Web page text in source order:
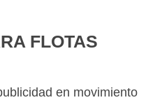
FLOTAS
en movimiento